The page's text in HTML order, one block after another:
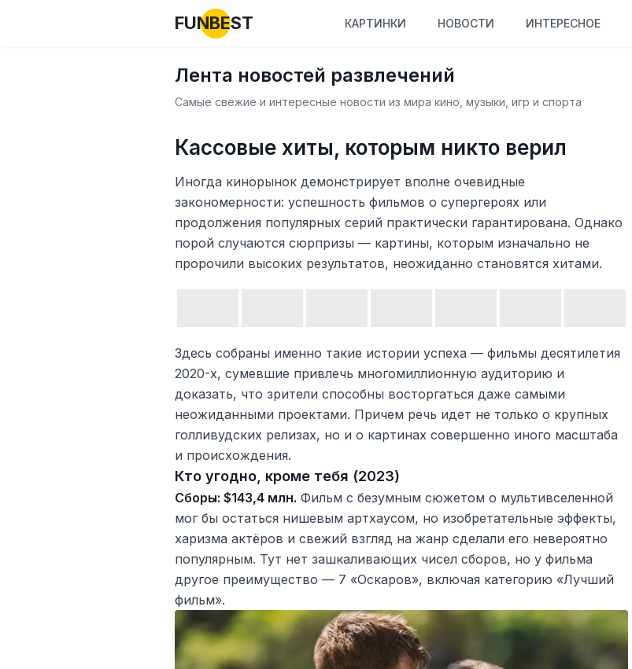
FUNBEST КАРТИНКИ НОВОСТИ ИНТЕРЕСНОЕ
Лента новостей развлечений
Самые свежие и интересные новости из мира кино, музыки, игр и спорта
Кассовые хиты, которым никто верил
Иногда кинорынок демонстрирует вполне очевидные
закономерности: успешность фильмов о супергероях или
продолжения популярных серий практически гарантирована. Однако
порой случаются сюрпризы — картины, которым изначально не
пророчили высоких результатов, неожиданно становятся хитами.
Здесь собраны именно такие истории успеха — фильмы десятилетия
2020-х, сумевшие привлечь многомиллионную аудиторию и
доказать, что зрители способны восторгаться даже самыми
неожиданными проектами. Причем речь идет не только о крупных
голливудских релизах, но и о картинах совершенно иного масштаба
и происхождения.
Кто угодно, кроме тебя (2023)
Сборы: $143,4 млн. Фильм с безумным сюжетом о мультивселенной
мог бы остаться нишевым артхаусом, но изобретательные эффекты,
харизма актёров и свежий взгляд на жанр сделали его невероятно
популярным. Тут нет зашкаливающих чисел сборов, но у фильма
другое преимущество — 7 «Оскаров», включая категорию «Лучший
фильм».